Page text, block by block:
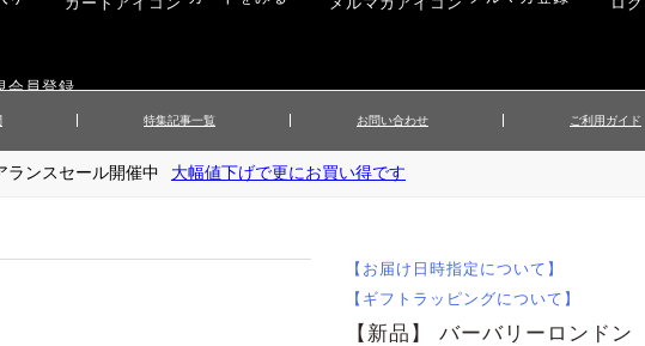
会員登録
▲メンズニット
▲レディースボトムス
▲財布・キーケース
▲傘／日傘
特集記事一覧 お問い合わせ ご利用ガイド
ンスセール開催中 大幅値下げで更にお買い得です
【お届け日時指定について】
【ギフトラッピングについて】
【新品】 バーバリーロンドン